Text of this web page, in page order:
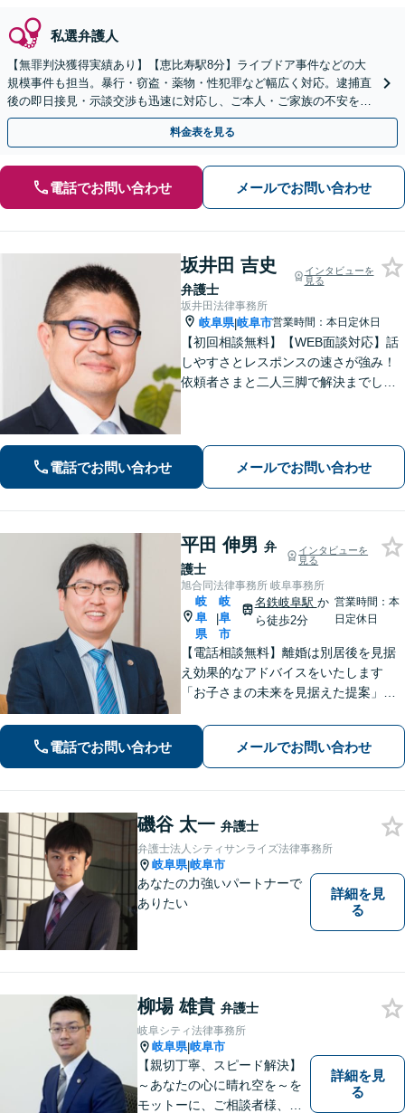
私選弁護人
【無罪判決獲得実績あり】【恵比寿駅8分】ライブドア事件などの大
規模事件も担当。暴行・窃盗・薬物・性犯罪など幅広く対応。逮捕直
後の即日接見・示談交渉も迅速に対応し、ご本人・ご家族の不安を最
小限に抑えます。【初回相談可能】【WEB面談可能】
料金表を見る
電話でお問い合わせ メールでお問い合わせ
坂井田 吉史
弁護士
インタビューを
見る
坂井田法律事務所
岐阜県|岐阜市営業時間：本日定休日
【初回相談無料】【WEB面談対応】話
しやすさとレスポンスの速さが強み！
依頼者さまと二人三脚で解決までしっ
ひご相談ください【柔軟な費用体系】
電話でお問い合わせ メールでお問い合わせ
平田 伸男 弁
護士
インタビューを
見る
旭合同法律事務所 岐阜事務所
岐
阜
県
|
岐
阜
市
名鉄岐阜駅 か
ら徒歩2分
営業時間：本
日定休日
【電話相談無料】離婚は別居後を見据
え効果的なアドバイスをいたします
「お子さまの未来を見据えた提案」遺
ください【岐阜駅3分】他業種との連携
で不動産トラブルを回避【休日・夜間
面談可】【ビデオ面談あり】
電話でお問い合わせ メールでお問い合わせ
磯谷 太一 弁護士
弁護士法人シティサンライズ法律事務所
岐阜県|岐阜市
あなたの力強いパートナーで
ありたい
詳細を見
る
柳場 雄貴 弁護士
岐阜シティ法律事務所
岐阜県|岐阜市
【親切丁寧、スピード解決】
～あなたの心に晴れ空を～を
モットーに、ご相談者様、依
詳細を見
る